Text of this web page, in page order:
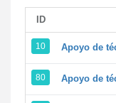
ID
10 Apoyo de
80 Apoyo de